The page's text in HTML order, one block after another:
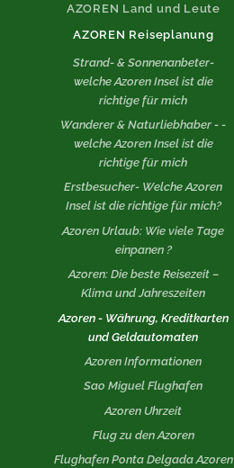
AZOREN Land und Leute
AZOREN Reiseplanung
Strand- & Sonnenanbeter-
welche Azoren Insel ist die
richtige für mich
Wanderer & Naturliebhaber - -
welche Azoren Insel ist die
richtige für mich
Erstbesucher- Welche Azoren
Insel ist die richtige für mich?
Azoren Urlaub: Wie viele Tage
einpanen ?
Azoren: Die beste Reisezeit –
Klima und Jahreszeiten
Azoren - Währung, Kreditkarten
und Geldautomaten
Azoren Informationen
Sao Miguel Flughafen
Azoren Uhrzeit
Flug zu den Azoren
Flughafen Ponta Delgada Azoren